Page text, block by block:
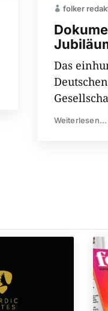
folker
Das
Weiterlesen...